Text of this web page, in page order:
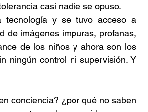
casi nadie se opuso.
tecnología y se tuvo acceso a
de imágenes impuras, profanas,
de los niños y ahora son los
ningún control ni supervisión. Y
conciencia? ¿por qué no saben